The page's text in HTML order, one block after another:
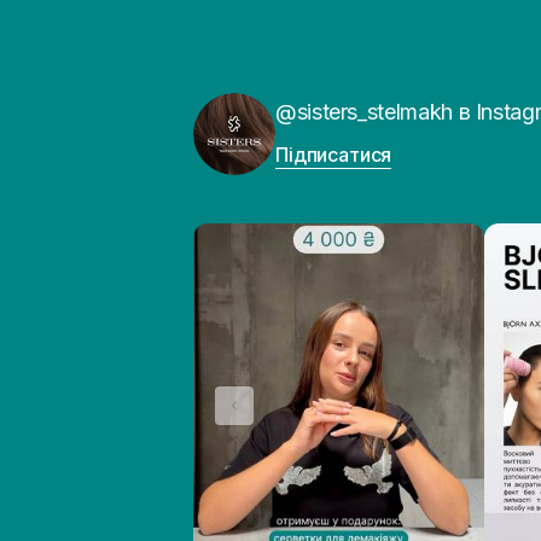
@sisters_stelmakh в
Підписатися